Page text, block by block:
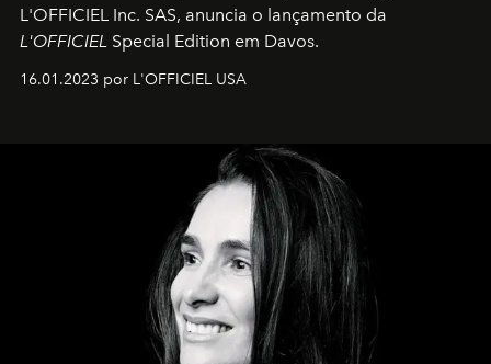
L'OFFICIEL Inc. SAS, anuncia o lançamento da
L'OFFICIEL Special Edition em Davos.
16.01.2023 por L'OFFICIEL USA